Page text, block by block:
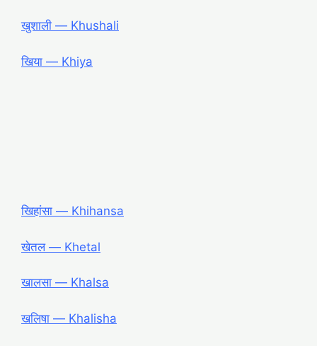
खुशाली ― Khushali
खिया ― Khiya
खिहांसा ― Khihansa
खेतल ― Khetal
खालसा ― Khalsa
खलिषा ― Khalisha